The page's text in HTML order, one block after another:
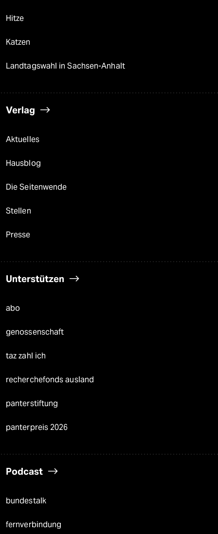
Hitze
Katzen
Landtagswahl in Sachsen-Anhalt
Verlag
Aktuelles
Hausblog
Die Seitenwende
Stellen
Presse
Unterstützen
abo
genossenschaft
taz zahl ich
recherchefonds ausland
panterstiftung
panterpreis 2026
Podcast
bundestalk
fernverbindung